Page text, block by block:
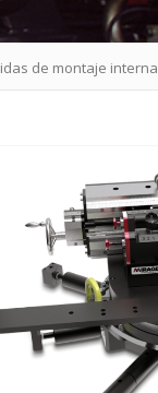
de montaje interna